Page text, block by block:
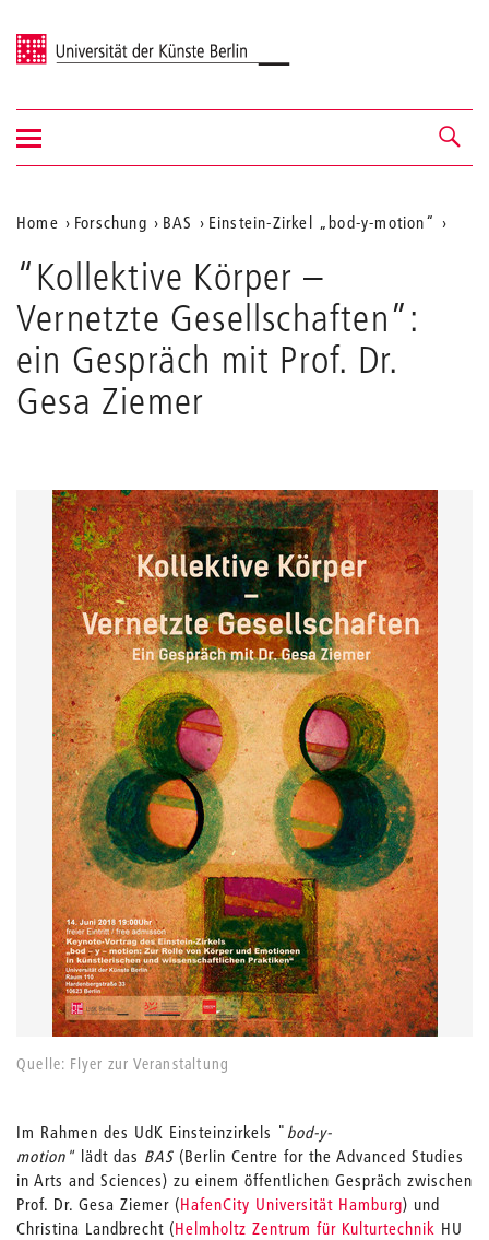
Universität der Künste Berlin
Navigation &
Suche
Navigation
ein-/ausblenden
Aktuelle
Position
auf
der
Webseite
Home Forschung BAS Einstein-Zirkel „bod-y-motion“
“Kollektive Körper –
Vernetzte Gesellschaften”:
ein Gespräch mit Prof. Dr.
Gesa Ziemer
Quelle: Flyer zur Veranstaltung
Im Rahmen des UdK Einsteinzirkels "bod-y-
motion" lädt das BAS (Berlin Centre for the Advanced Studies
in Arts and Sciences) zu einem öffentlichen Gespräch zwischen
Prof. Dr. Gesa Ziemer (HafenCity Universität Hamburg) und
Christina Landbrecht (Helmholtz Zentrum für Kulturtechnik HU